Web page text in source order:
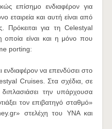
επίσημο ενδιαφέρον για
εταιρεία και αυτή είναι από
Πρόκειται για τη Celestyal
είναι και η μόνο που
porting:
ενδιαφέρον να επενδύσει στο
Cruises. Στα σχέδια, σε
την υπάρχουσα
τον επιβατηγό σταθμό»
στελέχη του ΥΝΑ και